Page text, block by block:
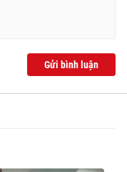
Gửi bình luận